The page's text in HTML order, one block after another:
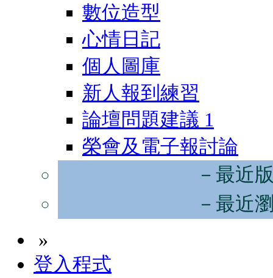
數位造型
心情日記
個人圖庫
新人報到練習
論壇問題建議 1
榮會及電子報討論
－最近
－最近
»
登入程式